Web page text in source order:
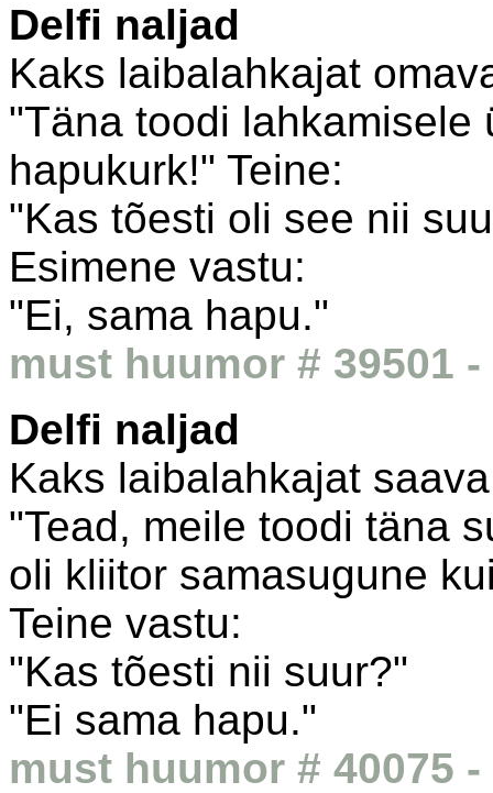
Delfi naljad
Kaks laibalahkajat
"Täna toodi
hapukurk!" Teine:
"Kas tõesti oli see nii
Esimene vastu:
"Ei, sama hapu."
must huumor # 39501 -
Delfi naljad
Kaks laibalahkajat
"Tead, meile toodi täna
oli kliitor samasugune
Teine vastu:
"Kas tõesti nii suur?"
"Ei sama hapu."
must huumor # 40075 -